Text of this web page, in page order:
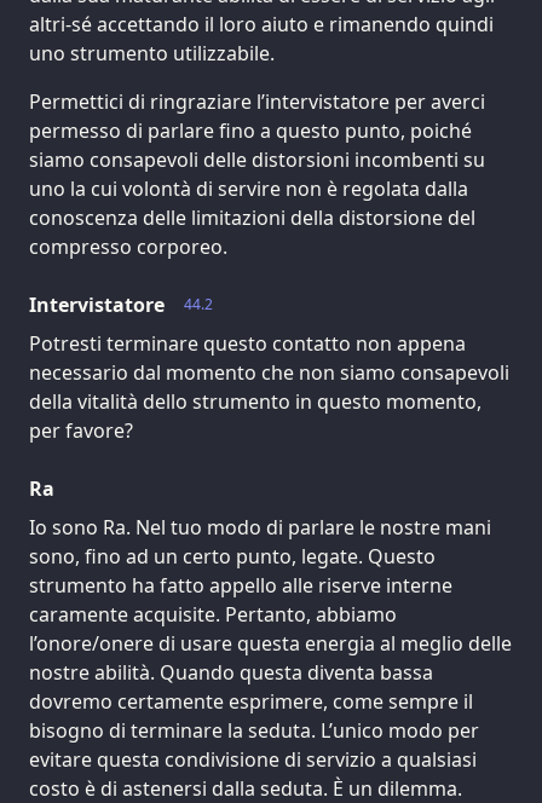
altri-sé accettando il loro aiuto e rimanendo quindi
uno strumento utilizzabile.
Permettici di ringraziare l’intervistatore per averci
permesso di parlare fino a questo punto, poiché
siamo consapevoli delle distorsioni incombenti su
uno la cui volontà di servire non è regolata dalla
conoscenza delle limitazioni della distorsione del
compresso corporeo.
44.2
Intervistatore
Potresti terminare questo contatto non appena
necessario dal momento che non siamo consapevoli
della vitalità dello strumento in questo momento,
per favore?
Ra
Io sono Ra. Nel tuo modo di parlare le nostre mani
sono, fino ad un certo punto, legate. Questo
strumento ha fatto appello alle riserve interne
caramente acquisite. Pertanto, abbiamo
l’onore/onere di usare questa energia al meglio delle
nostre abilità. Quando questa diventa bassa
dovremo certamente esprimere, come sempre il
bisogno di terminare la seduta. L’unico modo per
evitare questa condivisione di servizio a qualsiasi
costo è di astenersi dalla seduta. È un dilemma.